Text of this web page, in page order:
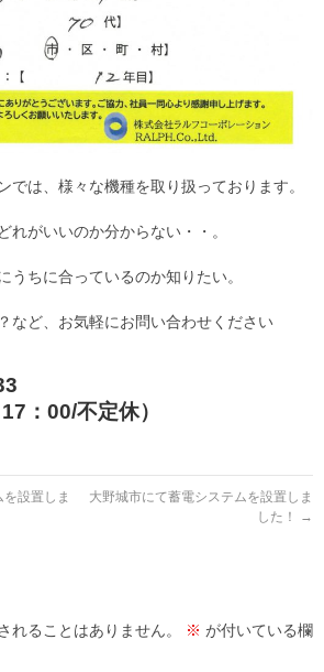
では、様々な機種を取り扱っております。
れがいいのか分からない・・。
うちに合っているのか知りたい。
など、お気軽にお問い合わせください
：00/不定休）
設置しま
大野城市にて蓄電システムを設置しま
した！
→
れることはありません。 ※ が付いている欄